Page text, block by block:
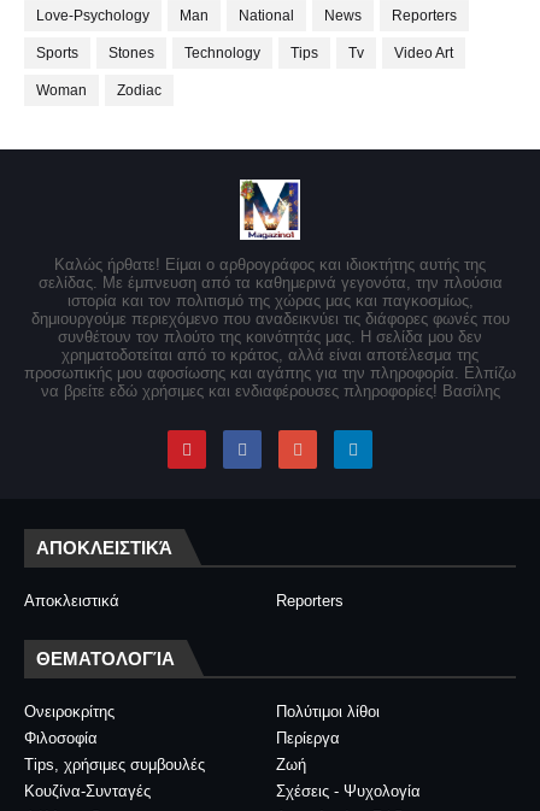
Love-Psychology Man National News Reporters
Sports Stones Technology Tips Tv Video Art
Woman Zodiac
Καλώς ήρθατε! Είμαι ο αρθρογράφος και ιδιοκτήτης αυτής της
σελίδας. Με έμπνευση από τα καθημερινά γεγονότα, την πλούσια
ιστορία και τον πολιτισμό της χώρας μας και παγκοσμίως,
δημιουργούμε περιεχόμενο που αναδεικνύει τις διάφορες φωνές που
συνθέτουν τον πλούτο της κοινότητάς μας. Η σελίδα μου δεν
χρηματοδοτείται από το κράτος, αλλά είναι αποτέλεσμα της
προσωπικής μου αφοσίωσης και αγάπης για την πληροφορία. Ελπίζω
να βρείτε εδώ χρήσιμες και ενδιαφέρουσες πληροφορίες! Βασίλης
ΑΠΟΚΛΕΙΣΤΙΚΆ
Αποκλειστικά Reporters
ΘΕΜΑΤΟΛΟΓΊΑ
Ονειροκρίτης
Πολύτιμοι λίθοι
Φιλοσοφία
Περίεργα
Tips, χρήσιμες συμβουλές
Ζωή
Κουζίνα-Συνταγές
Σχέσεις - Ψυχολογία